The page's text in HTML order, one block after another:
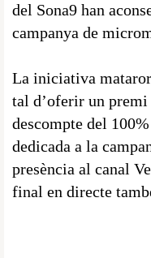
del Sona9 han
campanya de
La iniciativa
tal d’oferir un premi
descompte del
dedicada a la
presència al canal
final en directe